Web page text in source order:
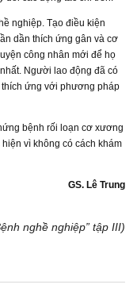
nghiệp. Tạo điều kiện
dần thích ứng gân và cơ
công nhân mới để họ
Người lao động đã có
ứng với phương pháp
bệnh rối loạn cơ xương
vì không có cách khám
GS. Lê Trung
nghề nghiệp” tập III)